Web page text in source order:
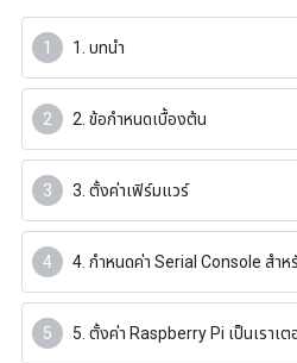
1. บทนำ
2. ข้อกำหนดเบื้องต้น
3. ตั้งค่าเฟิร์มแวร์
4. กำหนดค่า Serial Console สำ
5. ตั้งค่า Raspberry Pi เป็นเราเ